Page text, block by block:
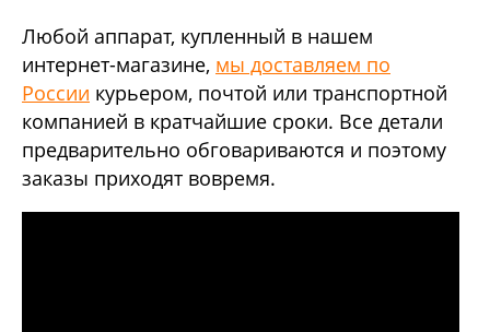
Любой аппарат, купленный в нашем
интернет-магазине, мы доставляем по
России курьером, почтой или транспортной
компанией в кратчайшие сроки. Все детали
предварительно обговариваются и поэтому
заказы приходят вовремя.